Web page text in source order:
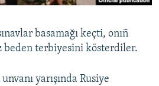
basamağı keçti, onıñ
beden terbiyesini kösterdiler.
yarışında Rusiye